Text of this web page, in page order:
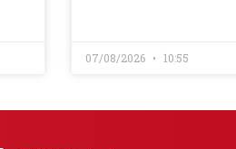
07/08/2026 10:55